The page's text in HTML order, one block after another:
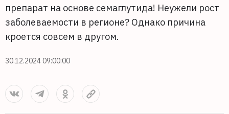
препарат на основе семаглутида! Неужели рост
заболеваемости в регионе? Однако причина
кроется совсем в другом.
30.12.2024 09:00:00